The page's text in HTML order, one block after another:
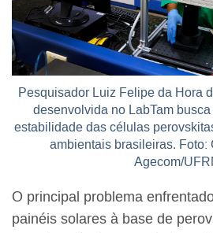
Pesquisador Luiz Felipe da Hora
desenvolvida no LabTam
estabilidade das células
ambientais brasileiras. Foto:
Agecom/
O principal problema
painéis solares à base de